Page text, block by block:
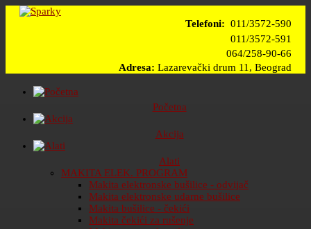
Telefoni: 011/3572-590
011/3572-591
064/258-90-66
Adresa: Lazarevački drum 11, Beograd
Početna
Akcija
Alati
MAKITA ELEK. PROGRAM
Makita elektronske bušilice - odvijač
Makita elektronske udarne bušilice
Makita bušilice - čekići
Makita čekići za rušenje